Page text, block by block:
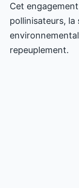
Cet
pollinisateurs, la
repeuplement.